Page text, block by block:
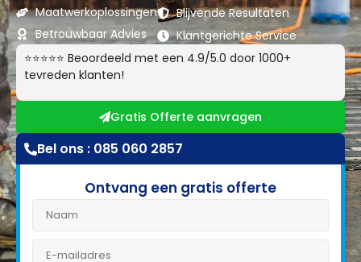
Maatwerkoplossingen
Betrouwbaar Advies
Blijvende Resultaten
Klantgerichte Service
⭐⭐⭐⭐⭐ Beoordeeld met een 4.9/5.0 door 1000+
tevreden klanten!
Gratis Offerte aanvragen
Bel ons : 085 060 2857
Ontvang een gratis offerte